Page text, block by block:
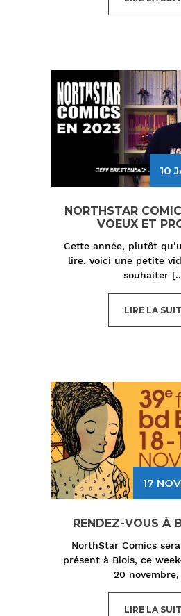
10
NORTHSTAR
VOEUX ET
Cette année, plutôt
lire, voici une petite
souhaiter
LIRE LA
17
RENDEZ-VOUS À
NorthStar Comics
présent à Blois, ce
20 novembre,
LIRE LA